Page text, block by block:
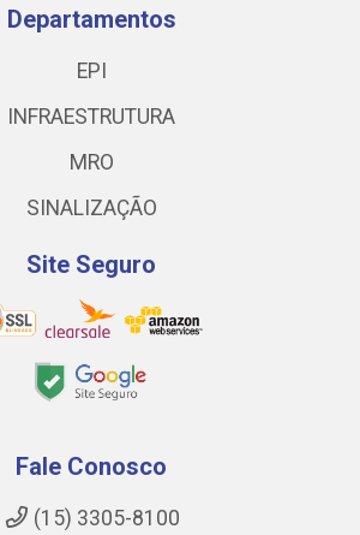
Departamentos
EPI
INFRAESTRUTURA
MRO
SINALIZAÇÃO
Site Seguro
Fale Conosco
(15) 3305-8100